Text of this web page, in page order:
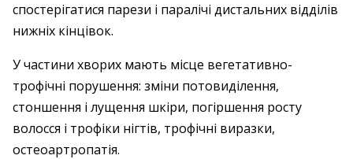
спостерігатися парези і паралічі дистальних відділів
нижніх кінцівок.
У частини хворих мають місце вегетативно-
трофічні порушення: зміни потовиділення,
стоншення і лущення шкіри, погіршення росту
волосся і трофіки нігтів, трофічні виразки,
остеоартропатія.